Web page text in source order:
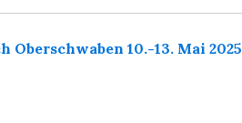
10.-13. Mai 2025